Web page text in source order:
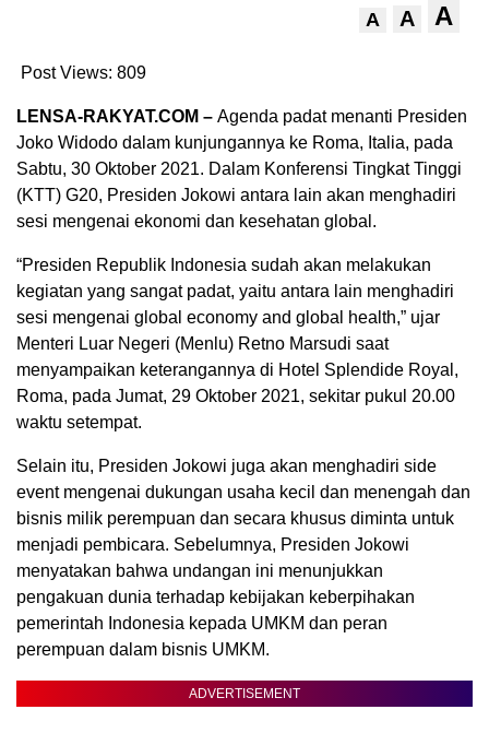
A A A
Post Views: 809
LENSA-RAKYAT.COM – Agenda padat menanti Presiden
Joko Widodo dalam kunjungannya ke Roma, Italia, pada
Sabtu, 30 Oktober 2021. Dalam Konferensi Tingkat Tinggi
(KTT) G20, Presiden Jokowi antara lain akan menghadiri
sesi mengenai ekonomi dan kesehatan global.
“Presiden Republik Indonesia sudah akan melakukan
kegiatan yang sangat padat, yaitu antara lain menghadiri
sesi mengenai global economy and global health,” ujar
Menteri Luar Negeri (Menlu) Retno Marsudi saat
menyampaikan keterangannya di Hotel Splendide Royal,
Roma, pada Jumat, 29 Oktober 2021, sekitar pukul 20.00
waktu setempat.
Selain itu, Presiden Jokowi juga akan menghadiri side
event mengenai dukungan usaha kecil dan menengah dan
bisnis milik perempuan dan secara khusus diminta untuk
menjadi pembicara. Sebelumnya, Presiden Jokowi
menyatakan bahwa undangan ini menunjukkan
pengakuan dunia terhadap kebijakan keberpihakan
pemerintah Indonesia kepada UMKM dan peran
perempuan dalam bisnis UMKM.
ADVERTISEMENT